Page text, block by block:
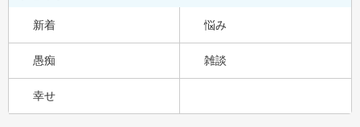
新着 悩み
愚痴 雑談
幸せ